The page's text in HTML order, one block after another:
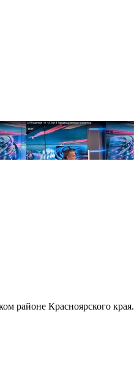
районе Красноярского края.